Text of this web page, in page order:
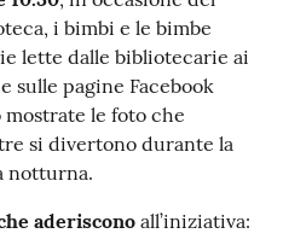
i bimbi e le bimbe
lette dalle bibliotecarie ai
sulle pagine Facebook
le foto che
si divertono durante la
notturna.
aderiscono all’iniziativa: